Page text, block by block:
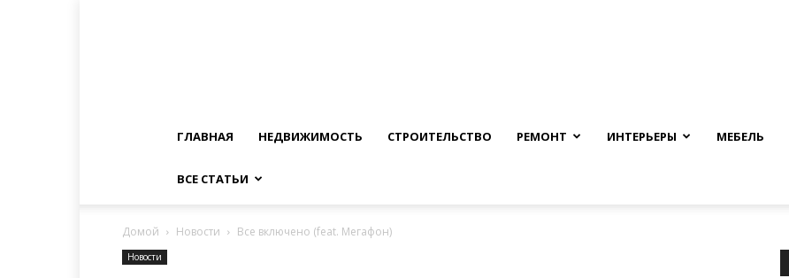
ГЛАВНАЯ НЕДВИЖИМОСТЬ СТРОИТЕЛЬСТВО РЕМОНТ ИНТЕРЬЕРЫ МЕБЕЛЬ
ВСЕ СТАТЬИ
Домой Новости Все включено (feat. Мегафон)
Новости